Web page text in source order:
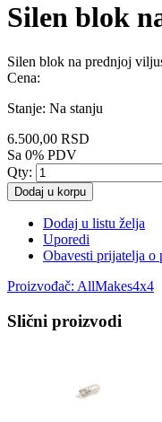
Silen blok
Silen blok na prednjoj
Cena:
Stanje: Na stanju
6.500,00 RSD
Sa 0% PDV
Qty:
Dodaj u korpu
Dodaj u listu želja
Uporedi
Obavesti prijatelja o
Proizvođač: AllMakes4x4
Slični proizvodi